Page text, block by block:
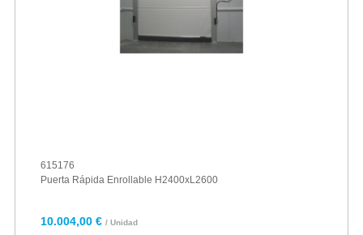
615176
Puerta Rápida Enrollable H2400xL2600
10.004,00 € / Unidad